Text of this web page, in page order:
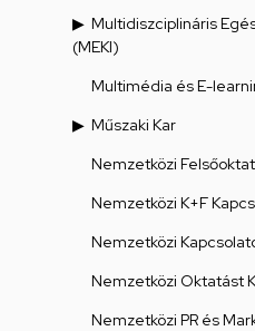
Multidiszciplináris
(MEKI)
Multimédia és E-
Műszaki Kar
Nemzetközi
Nemzetközi K+F
Nemzetközi
Nemzetközi Oktatást
Nemzetközi PR és